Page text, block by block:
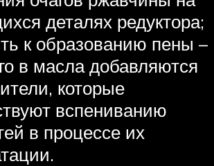
деталях редуктора;
к образованию пены –
в масла добавляются
которые
вспениванию
в процессе их